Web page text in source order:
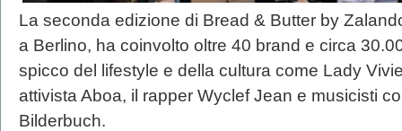
La seconda edizione di Bread & Butter by
a Berlino, ha coinvolto oltre 40 brand e circa
spicco del lifestyle e della cultura come Lady
attivista Aboa, il rapper Wyclef Jean e musicisti
Bilderbuch.